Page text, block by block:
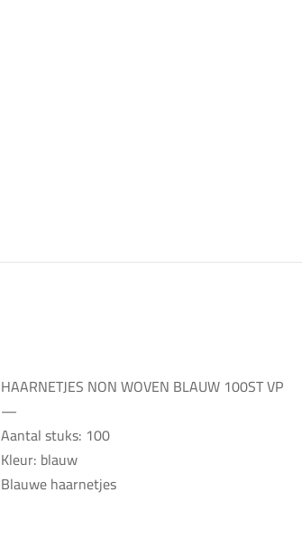
HAARNETJES NON WOVEN BLAUW 100ST VP
—
Aantal stuks: 100
Kleur: blauw
Blauwe haarnetjes